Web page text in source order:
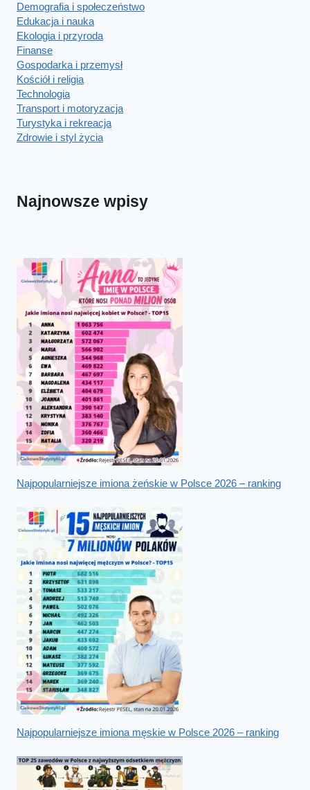
Demografia i społeczeństwo
Edukacja i nauka
Ekologia i przyroda
Finanse
Gospodarka i przemysł
Kościół i religia
Technologia
Transport i motoryzacja
Turystyka i rekreacja
Zdrowie i styl życia
Najnowsze wpisy
Najpopularniejsze imiona żeńskie w Polsce 2026 – ranking
Najpopularniejsze imiona męskie w Polsce 2026 – ranking